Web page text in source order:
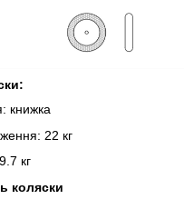
книжка
22 кг
кг
коляски